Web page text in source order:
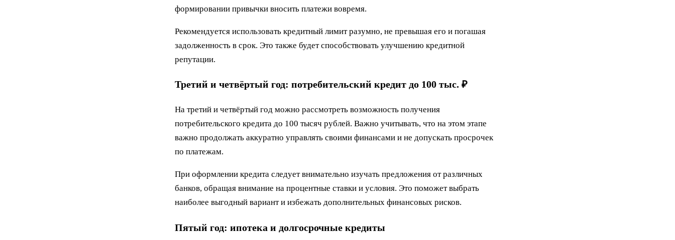
формировании привычки вносить платежи вовремя.
Рекомендуется использовать кредитный лимит разумно, не превышая его и погашая
задолженность в срок. Это также будет способствовать улучшению кредитной
репутации.
Третий и четвёртый год: потребительский кредит до 100 тыс. ₽
На третий и четвёртый год можно рассмотреть возможность получения
потребительского кредита до 100 тысяч рублей. Важно учитывать, что на этом этапе
важно продолжать аккуратно управлять своими финансами и не допускать просрочек
по платежам.
При оформлении кредита следует внимательно изучать предложения от различных
банков, обращая внимание на процентные ставки и условия. Это поможет выбрать
наиболее выгодный вариант и избежать дополнительных финансовых рисков.
Пятый год: ипотека и долгосрочные кредиты